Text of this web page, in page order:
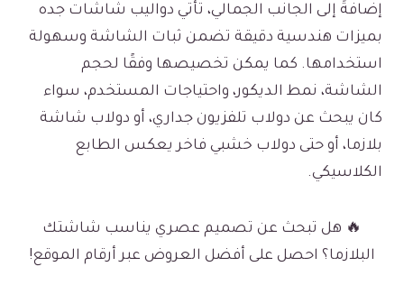
إضافةً إلى الجانب الجمالي، تأتي دواليب شاشات جده
بميزات هندسية دقيقة تضمن ثبات الشاشة وسهولة
استخدامها. كما يمكن تخصيصها وفقًا لحجم
الشاشة، نمط الديكور، واحتياجات المستخدم، سواء
كان يبحث عن دولاب تلفزيون جداري، أو دولاب شاشة
بلازما، أو حتى دولاب خشبي فاخر يعكس الطابع
الكلاسيكي.
🔥 هل تبحث عن تصميم عصري يناسب شاشتك
البلازما؟ احصل على أفضل العروض عبر أرقام الموقع!